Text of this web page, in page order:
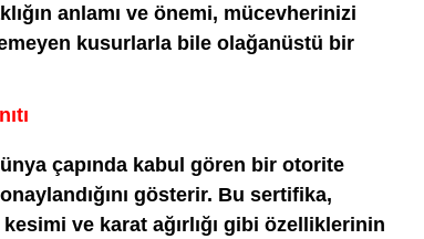
anlamı ve önemi, mücevherinizi
kusurlarla bile olağanüstü bir
çapında kabul gören bir otorite
gösterir. Bu sertifika,
kesimi ve karat ağırlığı gibi özelliklerinin